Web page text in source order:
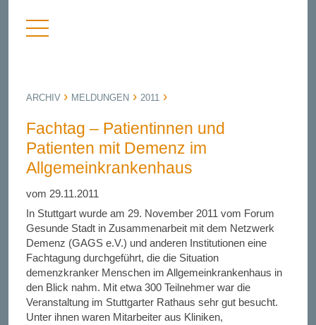
Menü
anzeigen
ARCHIV MELDUNGEN 2011
Fachtag – Patientinnen und
Patienten mit Demenz im
Allgemeinkrankenhaus
vom 29.11.2011
In Stuttgart wurde am 29. November 2011 vom Forum
Gesunde Stadt in Zusammenarbeit mit dem Netzwerk
Demenz (GAGS e.V.) und anderen Institutionen eine
Fachtagung durchgeführt, die die Situation
demenzkranker Menschen im Allgemeinkrankenhaus in
den Blick nahm. Mit etwa 300 Teilnehmer war die
Veranstaltung im Stuttgarter Rathaus sehr gut besucht.
Unter ihnen waren Mitarbeiter aus Kliniken,